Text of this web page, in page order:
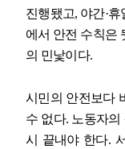
진행됐고, 야간·휴
에서 안전 수칙은
의 민낯이다.
시민의 안전보다
수 없다. 노동자의
시 끝내야 한다.